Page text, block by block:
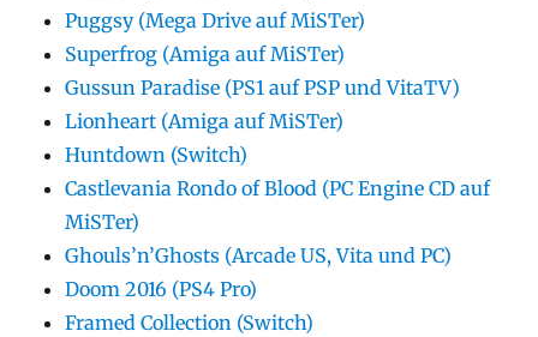
Puggsy (Mega Drive auf MiSTer)
Superfrog (Amiga auf MiSTer)
Gussun Paradise (PS1 auf PSP und VitaTV)
Lionheart (Amiga auf MiSTer)
Huntdown (Switch)
Castlevania Rondo of Blood (PC Engine CD auf
MiSTer)
Ghouls’n’Ghosts (Arcade US, Vita und PC)
Doom 2016 (PS4 Pro)
Framed Collection (Switch)